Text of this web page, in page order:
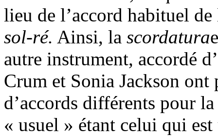
lieu de l’accord habituel
sol-ré. Ainsi, la scordatura
autre instrument, accordé
Crum et Sonia Jackson ont
d’accords différents pour
« usuel » étant celui qui